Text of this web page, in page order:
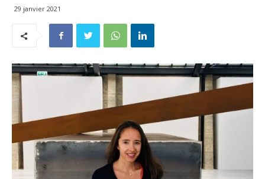
29 janvier 2021